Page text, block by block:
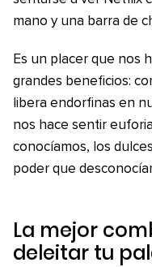
mano y una barra de
Es un placer que nos
grandes beneficios:
libera endorfinas en
nos hace sentir
conocíamos, los
poder que
La mejor
deleitar tu